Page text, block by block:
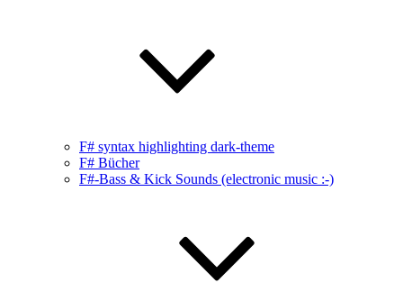
F# syntax highlighting dark-theme
F# Bücher
F#-Bass & Kick Sounds (electronic music :-)